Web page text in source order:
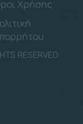
Χρήσης
RESERVED